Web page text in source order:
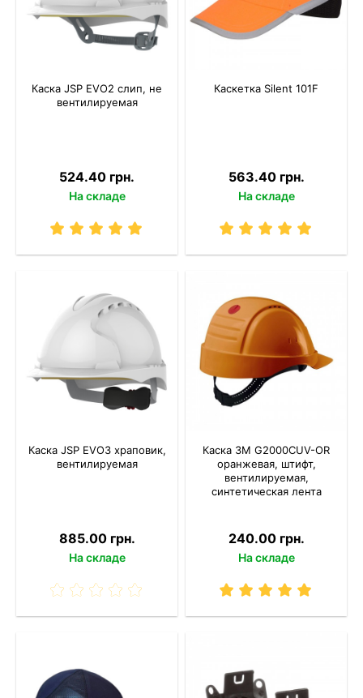
Каска JSP EVO2 слип, не
вентилируемая
524.40 грн.
На складе
Каскетка Silent 101F
563.40 грн.
На складе
Каска JSP EVO3 храповик,
вентилируемая
885.00 грн.
На складе
Каска 3M G2000CUV-OR
оранжевая, штифт,
вентилируемая,
синтетическая лента
240.00 грн.
На складе